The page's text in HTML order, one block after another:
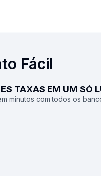
Fácil
TAXAS EM UM SÓ
minutos com todos os